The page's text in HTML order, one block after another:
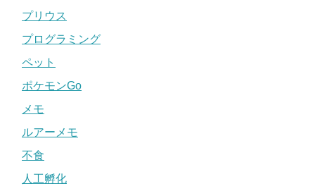
プリウス
プログラミング
ペット
ポケモンGo
メモ
ルアーメモ
不食
人工孵化